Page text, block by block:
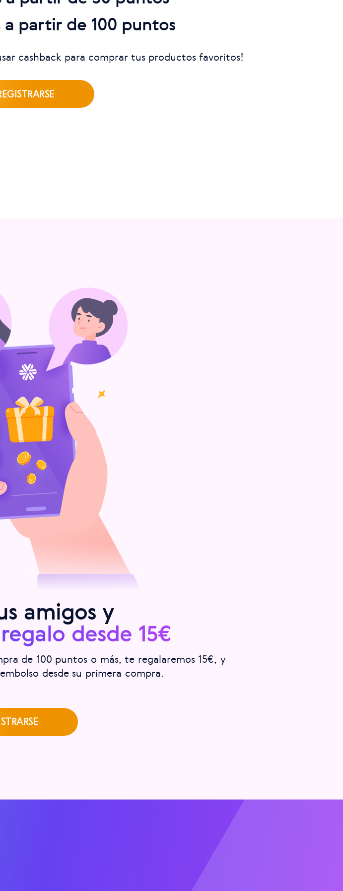
a partir de 100 puntos
cashback para comprar tus productos favoritos!
amigos y
desde 15€
de 100 puntos o más, te regalaremos 15€, y
desde su primera compra.